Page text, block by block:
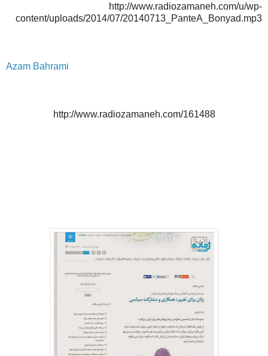
http://www.radiozamaneh.com/u/wp-
content/uploads/2014/07/20140713_PanteA_Bonyad.mp3
Azam Bahrami
http://www.radiozamaneh.com/161488